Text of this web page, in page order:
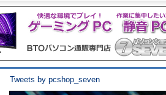
Tweets by pcshop_seven